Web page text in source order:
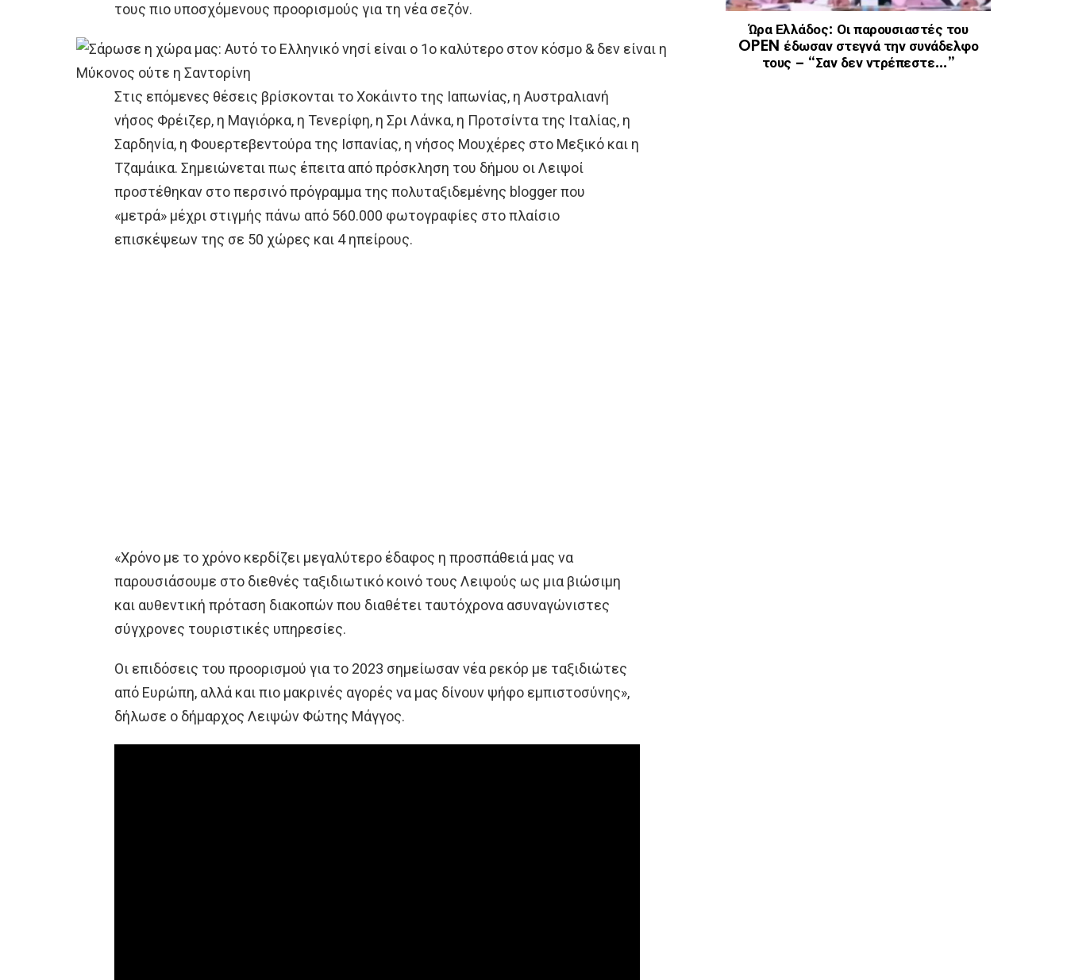
τους πιο υποσχόμενους προορισμούς για τη νέα σεζόν.
Στις επόμενες θέσεις βρίσκονται το Χοκάιντο της Ιαπωνίας, η Αυστραλιανή
νήσος Φρέιζερ, η Μαγιόρκα, η Τενερίφη, η Σρι Λάνκα, η Προτσίντα της Ιταλίας, η
Σαρδηνία, η Φουερτεβεντούρα της Ισπανίας, η νήσος Μουχέρες στο Μεξικό και η
Τζαμάικα. Σημειώνεται πως έπειτα από πρόσκληση του δήμου οι Λειψοί
προστέθηκαν στο περσινό πρόγραμμα της πολυταξιδεμένης blogger που
«μετρά» μέχρι στιγμής πάνω από 560.000 φωτογραφίες στο πλαίσιο
επισκέψεων της σε 50 χώρες και 4 ηπείρους.
«Χρόνο με το χρόνο κερδίζει μεγαλύτερο έδαφος η προσπάθειά μας να
παρουσιάσουμε στο διεθνές ταξιδιωτικό κοινό τους Λειψούς ως μια βιώσιμη
και αυθεντική πρόταση διακοπών που διαθέτει ταυτόχρονα ασυναγώνιστες
σύγχρονες τουριστικές υπηρεσίες.
Οι επιδόσεις του προορισμού για το 2023 σημείωσαν νέα ρεκόρ με ταξιδιώτες
από Ευρώπη, αλλά και πιο μακρινές αγορές να μας δίνουν ψήφο εμπιστοσύνης»,
δήλωσε ο δήμαρχος Λειψών Φώτης Μάγγος.
Ώρα Ελλάδος: Οι παρουσιαστές του
OPEN έδωσαν στεγνά την συνάδελφο
τους – “Σαν δεν ντρέπεστε…”